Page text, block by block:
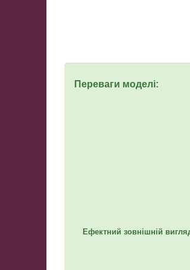
Переваги моделі:
Ефектний зовнішній